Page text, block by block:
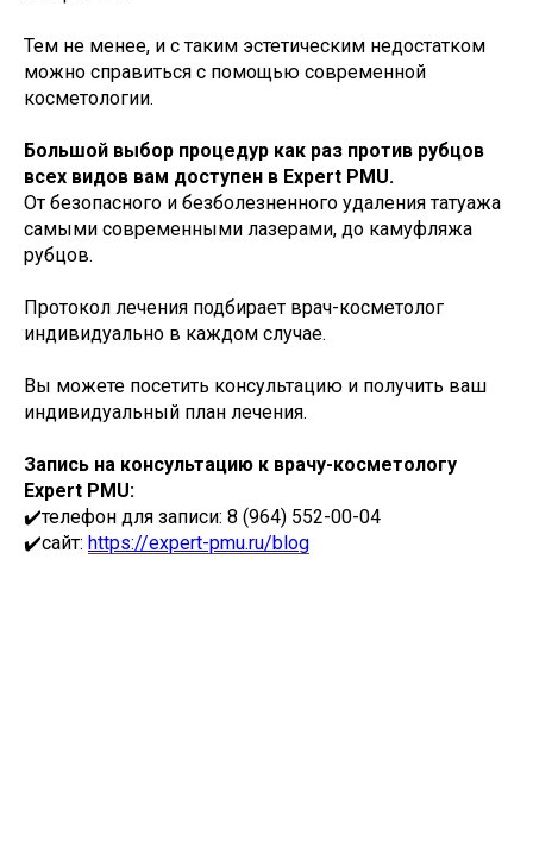
Тем не менее, и с таким эстетическим недостатком
можно справиться с помощью современной
косметологии.
Большой выбор процедур как раз против рубцов
всех видов вам доступен в Expert PMU.
От безопасного и безболезненного удаления татуажа
самыми современными лазерами, до камуфляжа
рубцов.
Протокол лечения подбирает врач-косметолог
индивидуально в каждом случае.
Вы можете посетить консультацию и получить ваш
индивидуальный план лечения.
Запись на консультацию к врачу-косметологу
Expert PMU:
✔️телефон для записи: 8 (964) 552-00-04
✔️сайт: https://expert-pmu.ru/blog